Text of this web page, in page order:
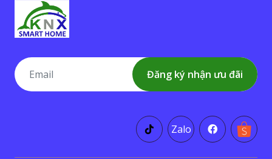
Đăng ký nhận ưu đãi
Zalo